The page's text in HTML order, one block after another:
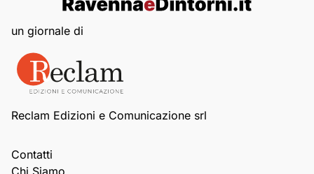
un giornale di
Reclam Edizioni e Comunicazione srl
Contatti
Chi Siamo